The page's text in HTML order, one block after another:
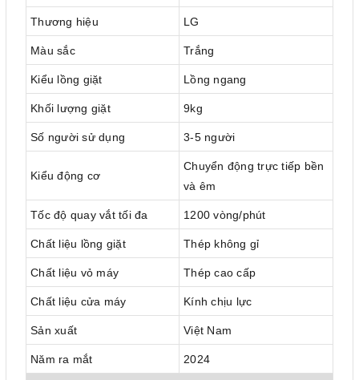
Thương hiệu LG
Màu sắc Trắng
Kiểu lồng giặt Lồng ngang
Khối lượng giặt 9kg
Số người sử dụng 3-5 người
Kiểu động cơ
Chuyển động trực tiếp bền
và êm
Tốc độ quay vắt tối đa 1200 vòng/phút
Chất liệu lồng giặt Thép không gỉ
Chất liệu vỏ máy Thép cao cấp
Chất liệu cửa máy Kính chịu lực
Sản xuất Việt Nam
Năm ra mắt 2024